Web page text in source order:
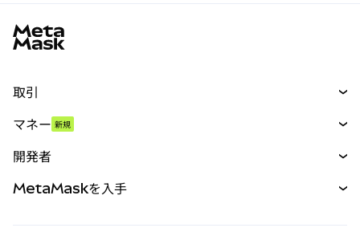
取引
パーペチュアル
RWA
マネー 新規
開発者
MetaMaskを入手